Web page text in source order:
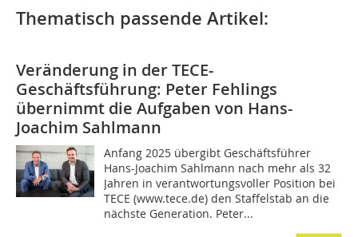
Thematisch passende Artikel:
Veränderung in der TECE-
Geschäftsführung: Peter Fehlings
übernimmt die Aufgaben von Hans-
Joachim Sahlmann
Anfang 2025 übergibt Geschäftsführer
Hans-Joachim Sahlmann nach mehr als 32
Jahren in verantwortungsvoller Position bei
TECE (www.tece.de) den Staffelstab an die
nächste Generation. Peter...